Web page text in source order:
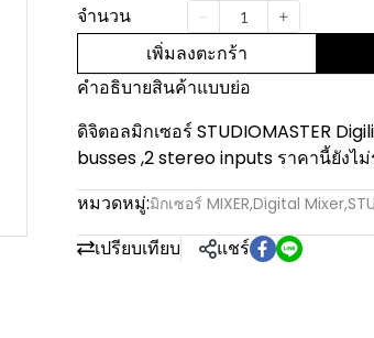
จำนวน
เพิ่มลงตะกร้า
คำอธิบายสินค้าแบบย่อ
ดิจิตอลมิกเซอร์ STUDIOMASTER
busses ,2 stereo inputs ราคานี้ยังไ
หมวดหมู่:มิกเซอร์ MIXER,Digital Mixer,
เปรียบเทียบ แชร์